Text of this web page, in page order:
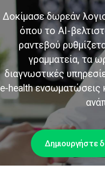
Δοκίμασε δωρεάν
όπου το AI-
ραντεβού
γραμματεία, τα
διαγνωστικές
e-health ενσωματώσεις
Δημιουργήστε